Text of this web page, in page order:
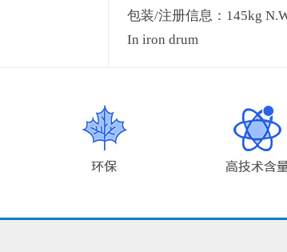
包装/注册信息：145kg
In iron drum